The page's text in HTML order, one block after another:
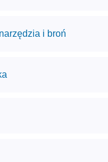
i broń